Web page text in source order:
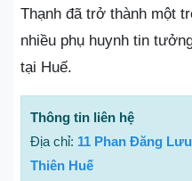
Thạnh đã trở thành một
nhiều phụ huynh tin
tại Huế.
Thông tin liên hệ
Địa chỉ: 11 Phan Đăng
Thiên Huế